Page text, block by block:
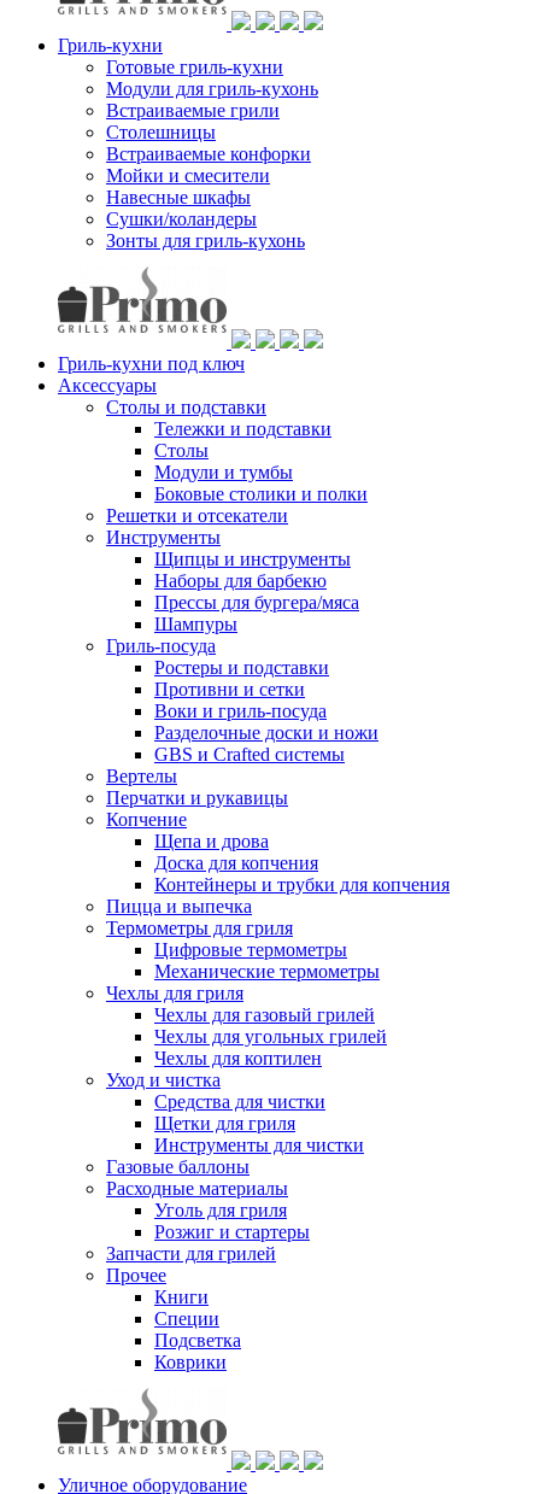
Гриль-кухни
Готовые гриль-кухни
Модули для гриль-кухонь
Встраиваемые грили
Столешницы
Встраиваемые конфорки
Мойки и смесители
Навесные шкафы
Сушки/коландеры
Зонты для гриль-кухонь
Гриль-кухни под ключ
Аксессуары
Столы и подставки
Тележки и подставки
Столы
Модули и тумбы
Боковые столики и полки
Решетки и отсекатели
Инструменты
Щипцы и инструменты
Наборы для барбекю
Прессы для бургера/мяса
Шампуры
Гриль-посуда
Ростеры и подставки
Противни и сетки
Воки и гриль-посуда
Разделочные доски и ножи
GBS и Crafted системы
Вертелы
Перчатки и рукавицы
Копчение
Щепа и дрова
Доска для копчения
Контейнеры и трубки для копчения
Пицца и выпечка
Термометры для гриля
Цифровые термометры
Механические термометры
Чехлы для гриля
Чехлы для газовый грилей
Чехлы для угольных грилей
Чехлы для коптилен
Уход и чистка
Средства для чистки
Щетки для гриля
Инструменты для чистки
Газовые баллоны
Расходные материалы
Уголь для гриля
Розжиг и стартеры
Запчасти для грилей
Прочее
Книги
Специи
Подсветка
Коврики
Уличное оборудование